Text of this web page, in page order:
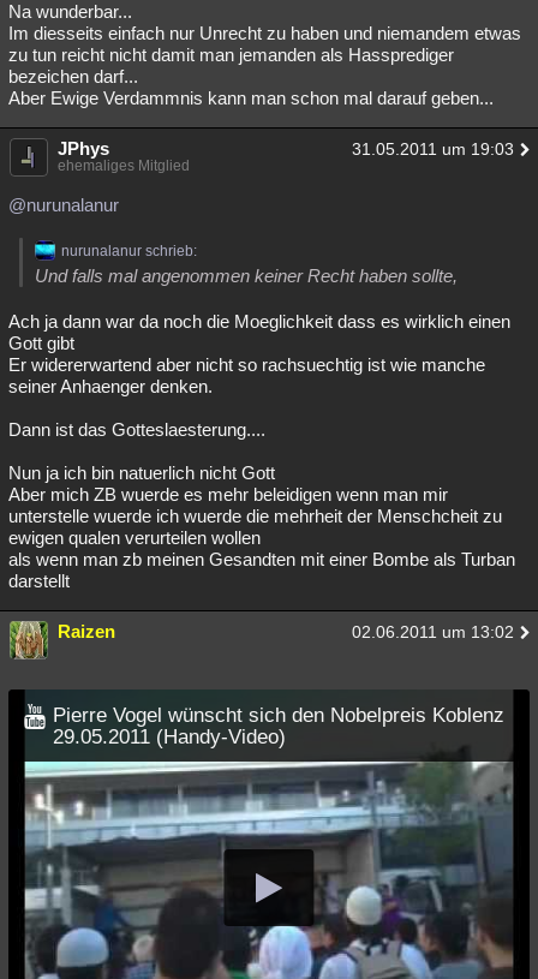
Na wunderbar...
Im diesseits einfach nur Unrecht zu haben und niemandem etwas
zu tun reicht nicht damit man jemanden als Hassprediger
bezeichen darf...
Aber Ewige Verdammnis kann man schon mal darauf geben...
JPhys 31.05.2011 um 19:03
ehemaliges Mitglied
@nurunalanur
nurunalanur schrieb:
Und falls mal angenommen keiner Recht haben sollte,
Ach ja dann war da noch die Moeglichkeit dass es wirklich einen
Gott gibt
Er widererwartend aber nicht so rachsuechtig ist wie manche
seiner Anhaenger denken.
Dann ist das Gotteslaesterung....
Nun ja ich bin natuerlich nicht Gott
Aber mich ZB wuerde es mehr beleidigen wenn man mir
unterstelle wuerde ich wuerde die mehrheit der Menschcheit zu
ewigen qualen verurteilen wollen
als wenn man zb meinen Gesandten mit einer Bombe als Turban
darstellt
Raizen 02.06.2011 um 13:02
Pierre Vogel wünscht sich den Nobelpreis Koblenz
29.05.2011 (Handy-Video)